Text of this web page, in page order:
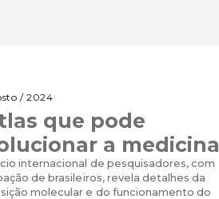
/ 2024
que pode
a medicina
internacional de pesquisadores, com
de brasileiros, revela detalhes da
molecular e do funcionamento do